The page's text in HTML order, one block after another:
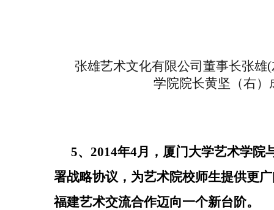
张雄艺术文化有限公司董事长张雄
学院院长黄坚（右）
5、2014年4月，厦门大学艺术学院
署战略协议，为艺术院校师生提供更
福建艺术交流合作迈向一个新台阶。